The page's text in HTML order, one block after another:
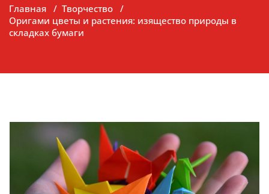
Главная / Творчество /
Оригами цветы и растения: изящество природы в
складках бумаги